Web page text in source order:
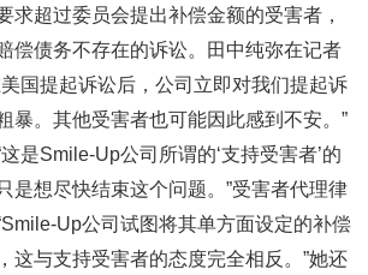
求超过委员会提出补偿金额的受害者，
偿债务不存在的诉讼。田中纯弥在记者
国提起诉讼后，公司立即对我们提起诉
暴。其他受害者也可能因此感到不安。”
是Smile-Up公司所谓的‘支持受害者’的
是想尽快结束这个问题。”受害者代理律
Up公司试图将其单方面设定的补偿
这与支持受害者的态度完全相反。”她还